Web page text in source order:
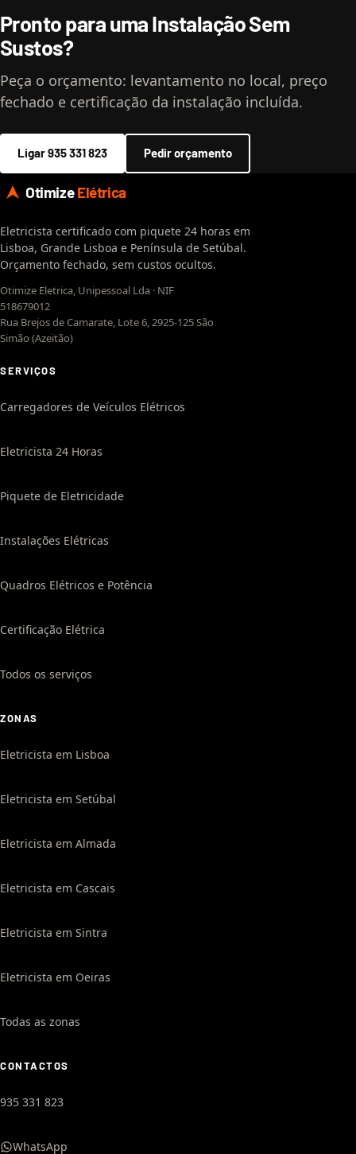
Pronto para uma Instalação Sem
Sustos?
Peça o orçamento: levantamento no local, preço
fechado e certificação da instalação incluída.
Ligar 935 331 823 Pedir orçamento
OtimizeElétrica
Eletricista certificado com piquete 24 horas em
Lisboa, Grande Lisboa e Península de Setúbal.
Orçamento fechado, sem custos ocultos.
Otimize Eletrica, Unipessoal Lda · NIF
518679012
Rua Brejos de Camarate, Lote 6, 2925-125 São
Simão (Azeitão)
SERVIÇOS
Carregadores de Veículos Elétricos
Eletricista 24 Horas
Piquete de Eletricidade
Instalações Elétricas
Quadros Elétricos e Potência
Certificação Elétrica
Todos os serviços
ZONAS
Eletricista em Lisboa
Eletricista em Setúbal
Eletricista em Almada
Eletricista em Cascais
Eletricista em Sintra
Eletricista em Oeiras
Todas as zonas
CONTACTOS
935 331 823
WhatsApp